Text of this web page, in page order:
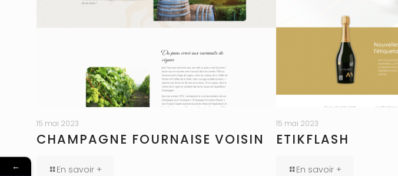
15 mai 2023
CHAMPAGNE FOURNAISE VOISIN
En savoir +
15 mai 2023
ETIKFLASH
En savoir +
←